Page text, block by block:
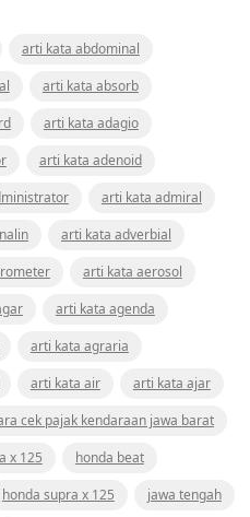
arti kata abdominal
arti kata absorb
arti kata adagio
arti kata adenoid
arti kata admiral
arti kata adverbial
arti kata aerosol
arti kata agenda
arti kata agraria
arti kata air
arti kata ajar
cek pajak kendaraan jawa barat
x 125
honda beat
honda supra x 125
jawa tengah